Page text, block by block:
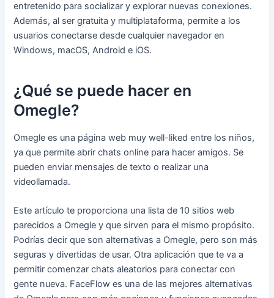
entretenido para socializar y explorar nuevas conexiones.
Además, al ser gratuita y multiplataforma, permite a los
usuarios conectarse desde cualquier navegador en
Windows, macOS, Android e iOS.
¿Qué se puede hacer en
Omegle?
Omegle es una página web muy well-liked entre los niños,
ya que permite abrir chats online para hacer amigos. Se
pueden enviar mensajes de texto o realizar una
videollamada.
Este artículo te proporciona una lista de 10 sitios web
parecidos a Omegle y que sirven para el mismo propósito.
Podrías decir que son alternativas a Omegle, pero son más
seguras y divertidas de usar. Otra aplicación que te va a
permitir comenzar chats aleatorios para conectar con
gente nueva. FaceFlow es una de las mejores alternativas